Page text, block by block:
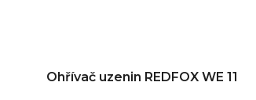
Ohřívač uzenin REDFOX WE 11